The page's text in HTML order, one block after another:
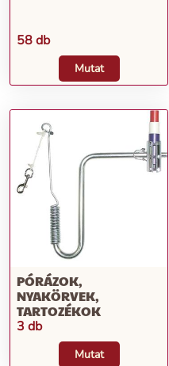
58 db
Mutat
PÓRÁZOK,
NYAKÖRVEK,
TARTOZÉKOK
3 db
Mutat